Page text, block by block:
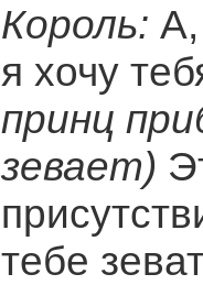
Король:
я хочу
принц
зевает)
тебе